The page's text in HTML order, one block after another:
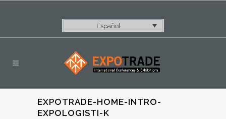
Español
EXPOTRADE-HOME-INTRO-
EXPOLOGISTI-K